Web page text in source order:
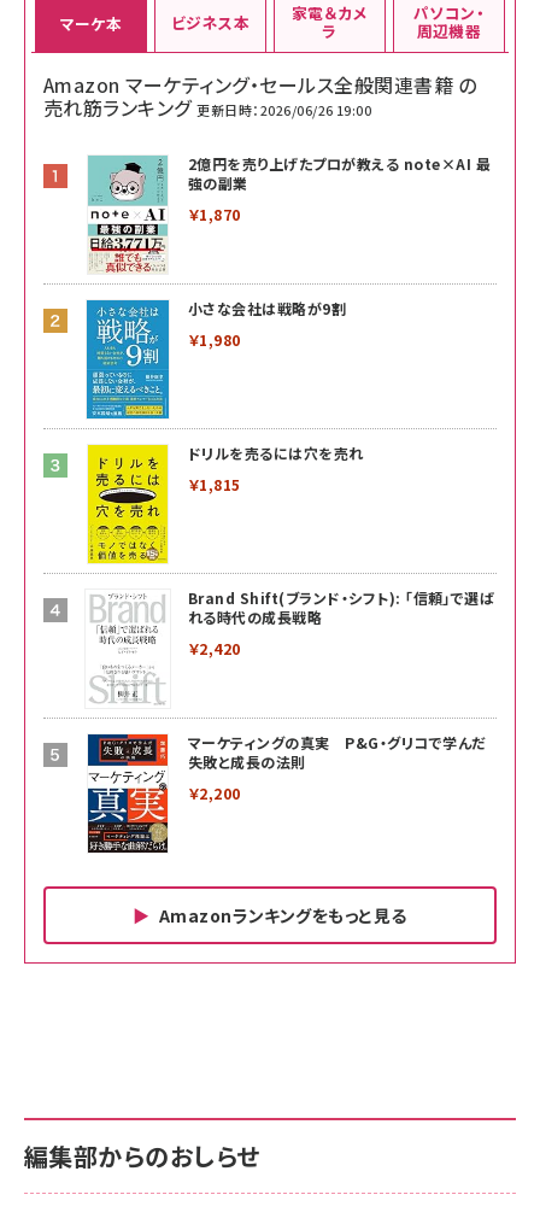
マーケ本
Amazon マーケティング・セールス全般関連書籍 の
売れ筋ランキング 更新日時：2026/06/26 19:00
2億円を売り上げたプロが教える note×AI 最
強の副業
￥1,870
小さな会社は戦略が9割
￥1,980
ドリルを売るには穴を売れ
￥1,815
Brand Shift(ブランド・シフト): 「信頼」で選ば
れる時代の成長戦略
￥2,420
マーケティングの真実 P&G・グリコで学んだ
失敗と成長の法則
￥2,200
Amazonランキングをもっと見る
ビジネス本
￥880
anan(アンアン)2026/06/24号 No.2500増刊
スペシャルエディション[王道エンタメの矜持／
家電＆カメ
ラ
サポート正規品 メーカー保証5年 KLMEA128G
NIMASO ガラスフィルム iPhone 17 用 保護フィ
パソコン・
周辺機器
サポート正規品 メーカー保証5年 KLMEA128G
Amazon eギフトカード - Amazonロゴ - クラ
編集部からのおしらせ